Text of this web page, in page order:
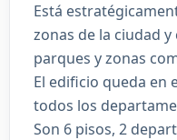
Está
zonas de la ciudad
parques y zonas
El edificio queda en
todos los
Son 6 pisos, 2